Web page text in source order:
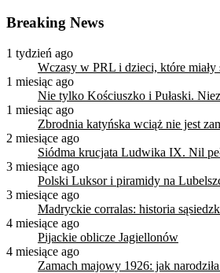
Breaking News
1 tydzień ago
Wczasy w PRL i dzieci, które
1 miesiąc ago
Nie tylko Kościuszko i Pułaski.
1 miesiąc ago
Zbrodnia katyńska wciąż nie jest
2 miesiące ago
Siódma krucjata Ludwika IX. Nil
3 miesiące ago
Polski Luksor i piramidy na
3 miesiące ago
Madryckie corralas: historia
4 miesiące ago
Pijackie oblicze Jagiellonów
4 miesiące ago
Zamach majowy 1926: jak